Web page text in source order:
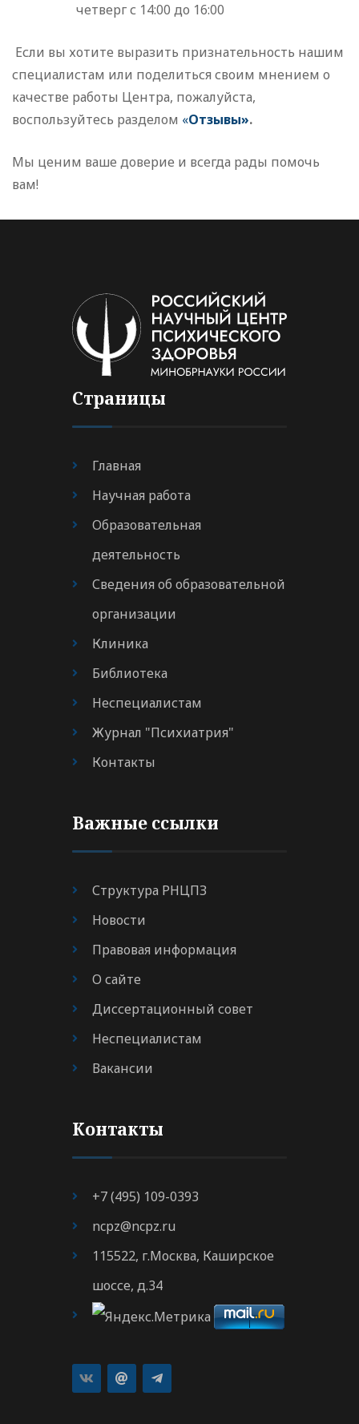
четверг с 14:00 до 16:00
Если вы хотите выразить признательность нашим
специалистам или поделиться своим мнением о
качестве работы Центра, пожалуйста,
воспользуйтесь разделом «Отзывы».
Мы ценим ваше доверие и всегда рады помочь
вам!
Страницы
Главная
Научная работа
Образовательная
деятельность
Сведения об образовательной
организации
Клиника
Библиотека
Неспециалистам
Журнал "Психиатрия"
Контакты
Важные ссылки
Структура РНЦПЗ
Новости
Правовая информация
О сайте
Диссертационный совет
Неспециалистам
Вакансии
Контакты
+7 (495) 109-0393
ncpz@ncpz.ru
115522, г.Москва, Каширское
шоссе, д.34